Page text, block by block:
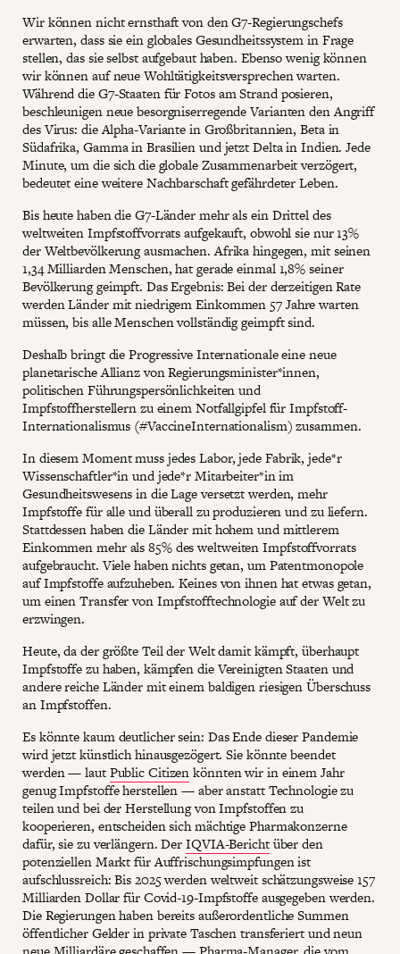
Wir können nicht ernsthaft von den G7-Regierungschefs
erwarten, dass sie ein globales Gesundheitssystem in Frage
stellen, das sie selbst aufgebaut haben. Ebenso wenig können
wir können auf neue Wohltätigkeitsversprechen warten.
Während die G7-Staaten für Fotos am Strand posieren,
beschleunigen neue besorgniserregende Varianten den Angriff
des Virus: die Alpha-Variante in Großbritannien, Beta in
Südafrika, Gamma in Brasilien und jetzt Delta in Indien. Jede
Minute, um die sich die globale Zusammenarbeit verzögert,
bedeutet eine weitere Nachbarschaft gefährdeter Leben.
Bis heute haben die G7-Länder mehr als ein Drittel des
weltweiten Impfstoffvorrats aufgekauft, obwohl sie nur 13%
der Weltbevölkerung ausmachen. Afrika hingegen, mit seinen
1,34 Milliarden Menschen, hat gerade einmal 1,8% seiner
Bevölkerung geimpft. Das Ergebnis: Bei der derzeitigen Rate
werden Länder mit niedrigem Einkommen 57 Jahre warten
müssen, bis alle Menschen vollständig geimpft sind.
Deshalb bringt die Progressive Internationale eine neue
planetarische Allianz von Regierungsminister*innen,
politischen Führungspersönlichkeiten und
Impfstoffherstellern zu einem Notfallgipfel für Impfstoff-
Internationalismus (#VaccineInternationalism) zusammen.
In diesem Moment muss jedes Labor, jede Fabrik, jede*r
Wissenschaftler*in und jede*r Mitarbeiter*in im
Gesundheitswesens in die Lage versetzt werden, mehr
Impfstoffe für alle und überall zu produzieren und zu liefern.
Stattdessen haben die Länder mit hohem und mittlerem
Einkommen mehr als 85% des weltweiten Impfstoffvorrats
aufgebraucht. Viele haben nichts getan, um Patentmonopole
auf Impfstoffe aufzuheben. Keines von ihnen hat etwas getan,
um einen Transfer von Impfstofftechnologie auf der Welt zu
erzwingen.
Heute, da der größte Teil der Welt damit kämpft, überhaupt
Impfstoffe zu haben, kämpfen die Vereinigten Staaten und
andere reiche Länder mit einem baldigen riesigen Überschuss
an Impfstoffen.
Es könnte kaum deutlicher sein: Das Ende dieser Pandemie
wird jetzt künstlich hinausgezögert. Sie könnte beendet
werden — lautPublic Citizenkönnten wir in einem Jahr
genug Impfstoffe herstellen — aber anstatt Technologie zu
teilen und bei der Herstellung von Impfstoffen zu
kooperieren, entscheiden sich mächtige Pharmakonzerne
dafür, sie zu verlängern. DerIQVIA-Berichtüber den
potenziellen Markt für Auffrischungsimpfungen ist
aufschlussreich: Bis 2025 werden weltweit schätzungsweise 157
Milliarden Dollar für Covid-19-Impfstoffe ausgegeben werden.
Die Regierungen haben bereits außerordentliche Summen
öffentlicher Gelder in private Taschen transferiert und neun